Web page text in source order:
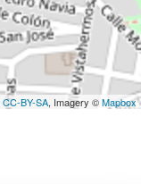
CC-BY-SA, Imagery ©Mapbox